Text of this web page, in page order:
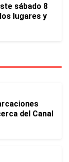
sábado 8
lugares y
del Canal